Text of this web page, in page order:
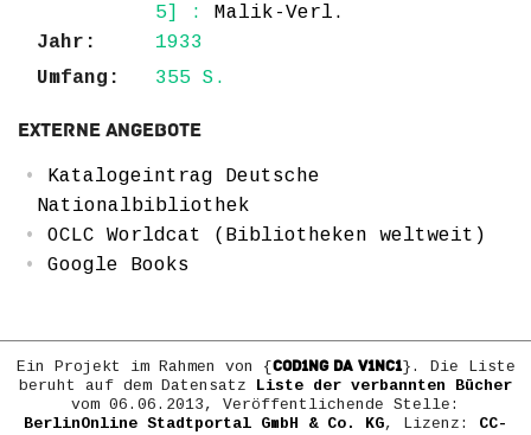
5] : Malik-Verl.
Jahr:
1933
Umfang:
355 S.
Externe Angebote
Katalogeintrag Deutsche
Nationalbibliothek
OCLC Worldcat (Bibliotheken weltweit)
Google Books
Ein Projekt im Rahmen von {COD1NG DA V1NC1}. Die Liste
beruht auf dem Datensatz Liste der verbannten Bücher
vom 06.06.2013, Veröffentlichende Stelle:
BerlinOnline Stadtportal GmbH & Co. KG, Lizenz: CC-